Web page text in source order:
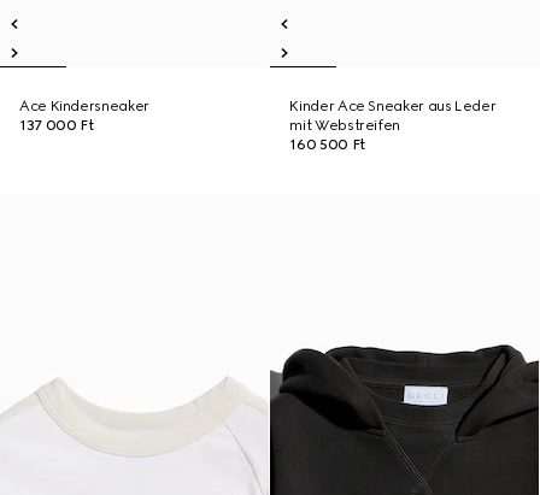
Ace Kindersneaker
137 000 Ft
Kinder Ace Sneaker aus Leder
mit Webstreifen
160 500 Ft